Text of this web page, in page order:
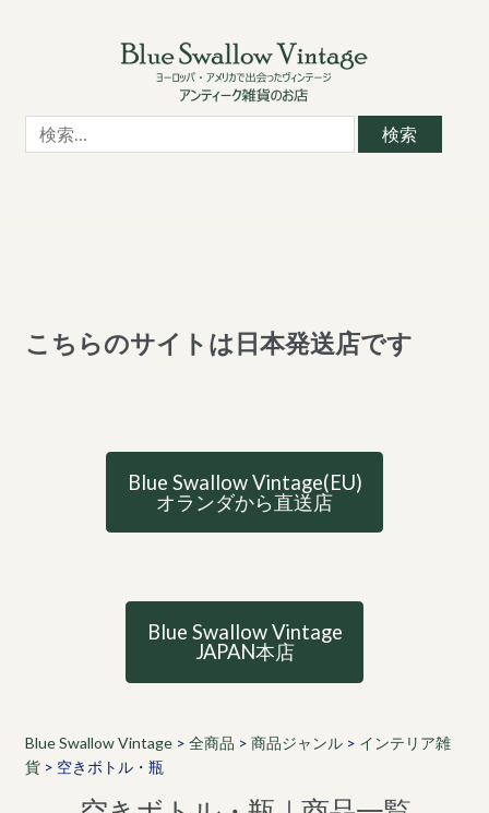
検
索:
こちらのサイトは日本発送店です
Blue Swallow Vintage(EU)
オランダから直送店
Blue Swallow Vintage
JAPAN本店
Blue Swallow Vintage> 全商品 > 商品ジャンル> インテリア雑
貨> 空きボトル・瓶